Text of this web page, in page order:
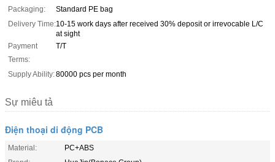
Packaging:
Standard PE bag
Delivery Time:10-15 work days after received 30% deposit or irrevocable L/C
at sight
Payment
Terms:
T/T
Supply Ability:80000 pcs per month
Sự miêu tả
Điện thoại di động PCB
Material:
PC+ABS